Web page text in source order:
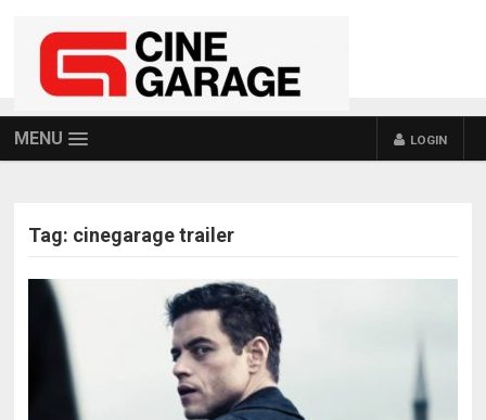
MENU LOGIN
Tag: cinegarage trailer
POSTS NAVIGATION